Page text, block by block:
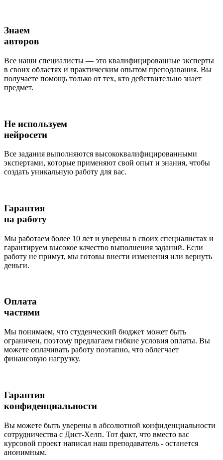
Знаем
авторов
Все наши специалисты — это квалифицированные эксперты
в своих областях и практическим опытом преподавания. Вы
получаете помощь только от тех, кто действительно знает
предмет.
Не используем
нейросети
Все задания выполняются высококвалифицированными
экспертами, которые применяют свой опыт и знания, чтобы
создать уникальную работу для вас.
Гарантия
на работу
Мы работаем более 10 лет и уверены в своих специалистах и
гарантируем высокое качество выполнения заданий. Если
работу не примут, мы готовы внести изменения или вернуть
деньги.
Оплата
частями
Мы понимаем, что студенческий бюджет может быть
ограничен, поэтому предлагаем гибкие условия оплаты. Вы
можете оплачивать работу поэтапно, что облегчает
финансовую нагрузку.
Гарантия
конфиденциальности
Вы можете быть уверены в абсолютной конфиденциальности
сотрудничества с Дист-Хелп. Тот факт, что вместо вас
курсовой проект написал наш преподаватель - останется
анонимным.